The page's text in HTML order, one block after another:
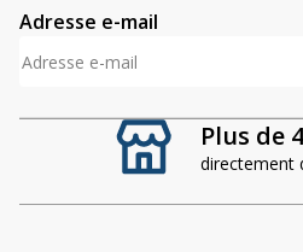
Plus de
directement
Adresse e-mail
A
t